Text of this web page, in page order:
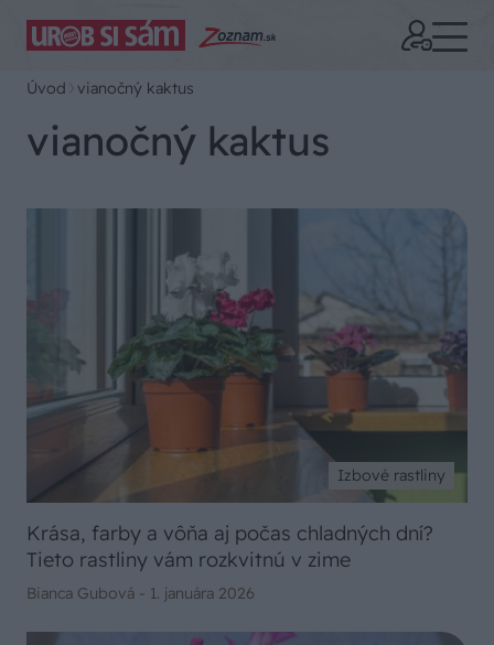
Úvod vianočný kaktus
vianočný kaktus
Izbové rastliny
Krása, farby a vôňa aj počas chladných dní?
Tieto rastliny vám rozkvitnú v zime
Bianca Gubová - 1. januára 2026